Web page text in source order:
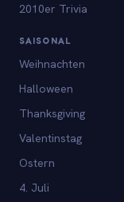
2010er Trivia
SAISONAL
Weihnachten
Halloween
Thanksgiving
Valentinstag
Ostern
4. Juli